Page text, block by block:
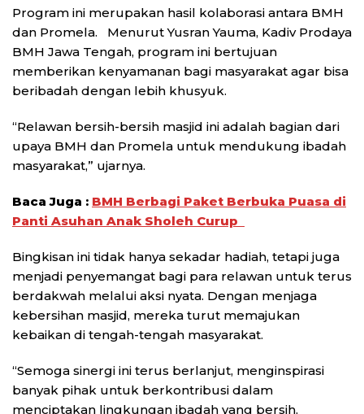
Program ini merupakan hasil kolaborasi antara BMH
dan Promela. Menurut Yusran Yauma, Kadiv Prodaya
BMH Jawa Tengah, program ini bertujuan
memberikan kenyamanan bagi masyarakat agar bisa
beribadah dengan lebih khusyuk.
“Relawan bersih-bersih masjid ini adalah bagian dari
upaya BMH dan Promela untuk mendukung ibadah
masyarakat,” ujarnya.
Baca Juga : BMH Berbagi Paket Berbuka Puasa di
Panti Asuhan Anak Sholeh Curup
Bingkisan ini tidak hanya sekadar hadiah, tetapi juga
menjadi penyemangat bagi para relawan untuk terus
berdakwah melalui aksi nyata. Dengan menjaga
kebersihan masjid, mereka turut memajukan
kebaikan di tengah-tengah masyarakat.
“Semoga sinergi ini terus berlanjut, menginspirasi
banyak pihak untuk berkontribusi dalam
menciptakan lingkungan ibadah yang bersih,